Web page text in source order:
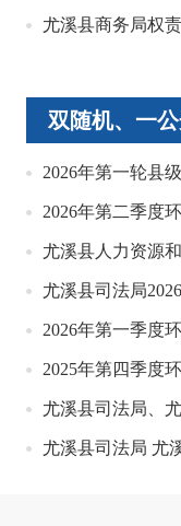
尤溪县商务局权
双随机、一